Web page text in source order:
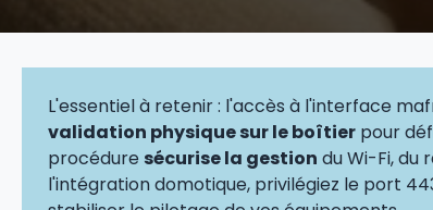
L'essentiel à retenir : l'accès à l'interface
validation physique sur le boîtier pour
procédure sécurise la gestion du Wi-Fi, du
l'intégration domotique, privilégiez le port